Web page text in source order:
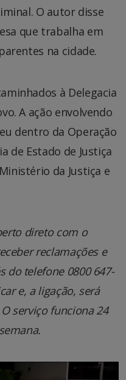
O autor disse
que trabalha em
na cidade.
à Delegacia
A ação envolvendo
dentro da Operação
de Estado de Justiça
da Justiça e
direto com o
reclamações e
do telefone 0800 647-
e, a ligação, será
serviço funciona 24